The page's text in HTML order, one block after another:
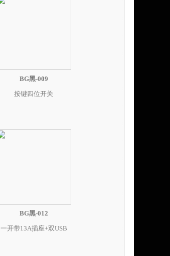
BG黑-009
按键四位开关
BG黑-012
一开带13A插座+双USB